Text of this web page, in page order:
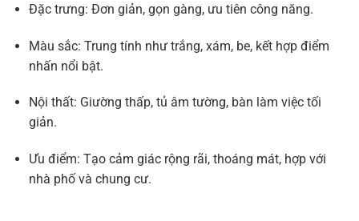
Đặc trưng: Đơn giản, gọn gàng, ưu tiên công năng.
Màu sắc: Trung tính như trắng, xám, be, kết hợp điểm
nhấn nổi bật.
Nội thất: Giường thấp, tủ âm tường, bàn làm việc tối
giản.
Ưu điểm: Tạo cảm giác rộng rãi, thoáng mát, hợp với
nhà phố và chung cư.